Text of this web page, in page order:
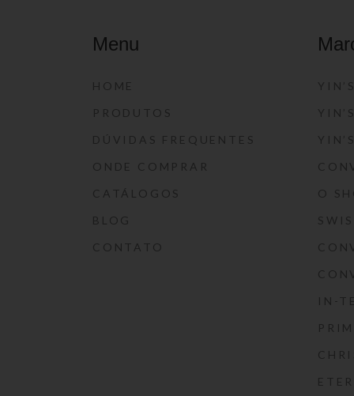
Menu
HOME
PRODUTOS
DÚVIDAS FREQUENTES
ONDE COMPRAR
CATÁLOGOS
BLOG
CONTATO
O
IN-